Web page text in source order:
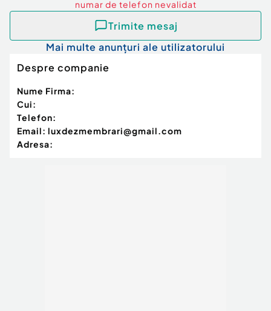
numar de telefon nevalidat
Trimite mesaj
Mai multe anunțuri ale utilizatorului
Despre companie
Nume Firma:
Cui:
Telefon:
Email: luxdezmembrari@gmail.com
Adresa: